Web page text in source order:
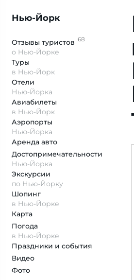
Нью-Йорк
Отзывы туристов 68
о Нью-Йорке
Туры
в Нью-Йорк
Отели
Нью-Йорка
Авиабилеты
в Нью-Йорк
Аэропорты
Нью-Йорка
Аренда авто
Достопримеча­тельности
Нью-Йорка
Экскурсии
по Нью-Йорку
Шопинг
в Нью-Йорке
Карта
Погода
в Нью-Йорке
Праздники и события
Видео
Фото